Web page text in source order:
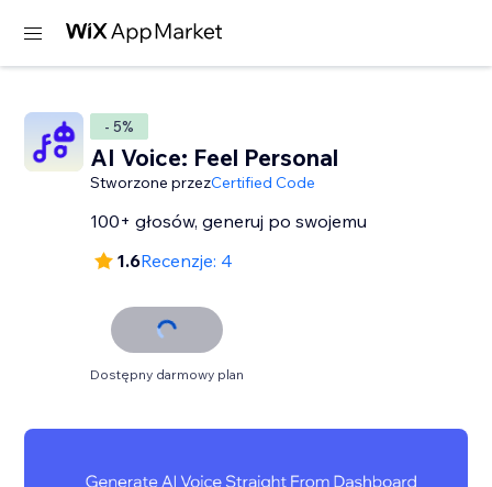
- 5%
AI Voice: Feel Personal
Stworzone przezCertified Code
100+ głosów, generuj po swojemu
1.6Recenzje: 4
Dostępny darmowy plan